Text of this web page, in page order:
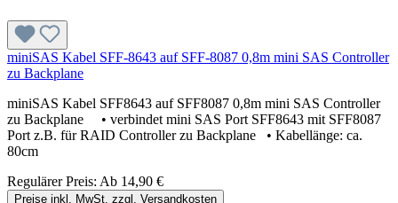
miniSAS Kabel SFF-8643 auf SFF-8087 0,8m mini SAS Controller
zu Backplane
miniSAS Kabel SFF8643 auf SFF8087 0,8m mini SAS Controller
zu Backplane • verbindet mini SAS Port SFF8643 mit SFF8087
Port z.B. für RAID Controller zu Backplane • Kabellänge: ca.
80cm
Regulärer Preis: Ab 14,90 €
Preise inkl. MwSt. zzgl. Versandkosten